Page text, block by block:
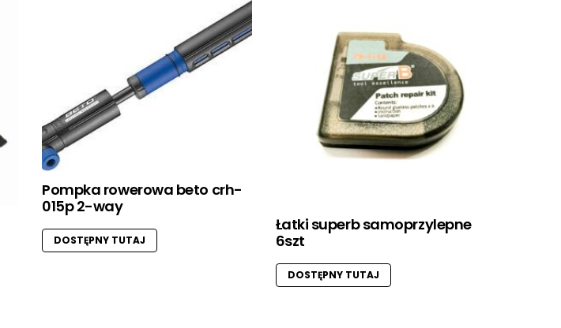
Pompka rowerowa beto crh-
015p 2-way
DOSTĘPNY TUTAJ
Łatki superb samoprzylepne
6szt
DOSTĘPNY TUTAJ